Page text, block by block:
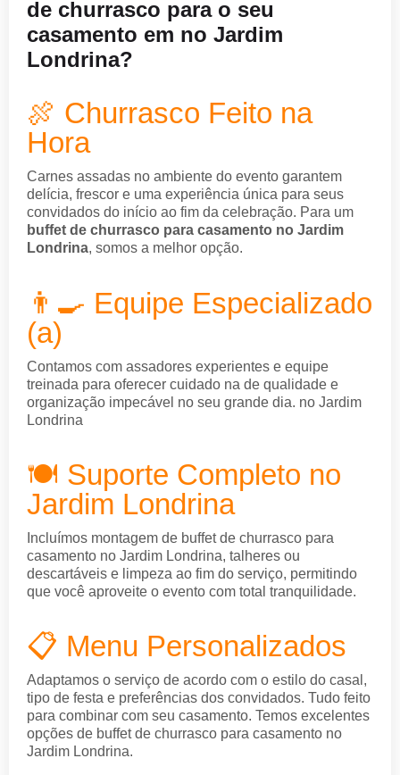
de churrasco para o seu
casamento em no Jardim
Londrina?
🍖 Churrasco Feito na
Hora
Carnes assadas no ambiente do evento garantem
delícia, frescor e uma experiência única para seus
convidados do início ao fim da celebração. Para um
buffet de churrasco para casamento no Jardim
Londrina, somos a melhor opção.
👨‍🍳 Equipe Especializado
(a)
Contamos com assadores experientes e equipe
treinada para oferecer cuidado na de qualidade e
organização impecável no seu grande dia. no Jardim
Londrina
🍽️ Suporte Completo no
Jardim Londrina
Incluímos montagem de buffet de churrasco para
casamento no Jardim Londrina, talheres ou
descartáveis e limpeza ao fim do serviço, permitindo
que você aproveite o evento com total tranquilidade.
📋 Menu Personalizados
Adaptamos o serviço de acordo com o estilo do casal,
tipo de festa e preferências dos convidados. Tudo feito
para combinar com seu casamento. Temos excelentes
opções de buffet de churrasco para casamento no
Jardim Londrina.